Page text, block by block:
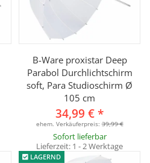
B-Ware proxistar Deep
Parabol Durchlichtschirm
soft, Para Studioschirm Ø
105 cm
34,99 €*
ehem. Verkäuferpreis:39,99 €
Sofort lieferbar
Lieferzeit: 1 - 2 Werktage
LAGERND